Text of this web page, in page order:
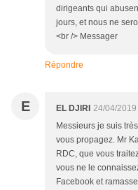
dirigeants qui
jours, et nous ne
<br /> Messager
Répondre
E EL DJIRI 24/04/2019
Messieurs je suis
vous propagez. Mr
RDC, que vous
vous ne le
Facebook et